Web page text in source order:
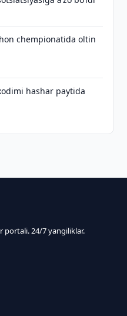
chempionatida oltin
hashar paytida
portali. 24/7 yangiliklar.